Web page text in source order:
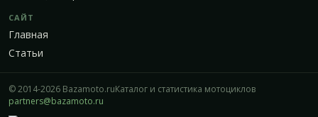
САЙТ
Главная
Статьи
© 2014-2026 Bazamoto.ruКаталог и статистика мотоциклов
partners@bazamoto.ru